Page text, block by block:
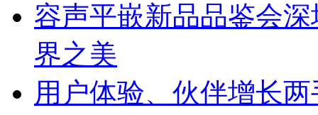
容声平嵌新品品鉴会
界之美
用户体验、伙伴增长